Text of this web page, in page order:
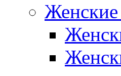
Женские